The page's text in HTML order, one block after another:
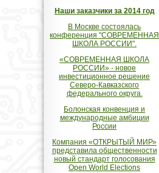
Наши заказчики за 2014 год
В Москве состоялась
конференция "СОВРЕМЕННАЯ
ШКОЛА РОССИИ".
«СОВРЕМЕННАЯ ШКОЛА
РОССИИ» - новое
инвестиционное решение
Северо-Кавказского
федерального округа.
Болонская конвенция и
международные амбиции
России
Компания «ОТКРЫТЫЙ МИР»
представила общественности
новый стандарт голосования
Open World Elections